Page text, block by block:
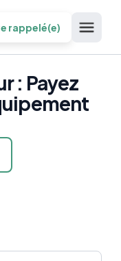
rappelé(e)
: Payez